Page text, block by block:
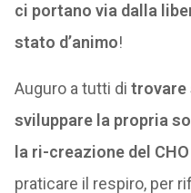
ci portano via dalla
stato d’animo!
Auguro a tutti di trovare
sviluppare la propria
la ri-creazione del
praticare il respiro, per